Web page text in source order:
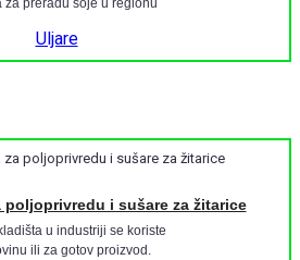
Uljare
i sušare za žitarice
u industriji se koriste
ili za gotov proizvod.